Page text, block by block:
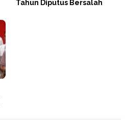
Tahun Diputus Bersalah